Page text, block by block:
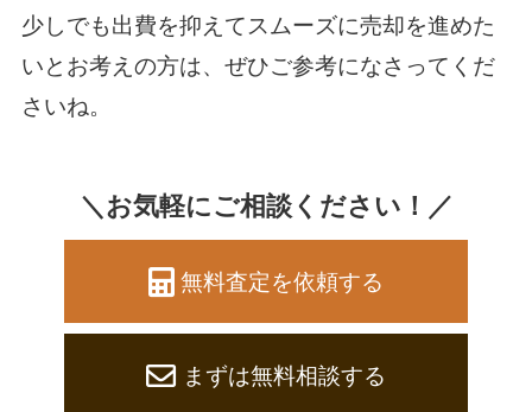
少しでも出費を抑えてスムーズに売却を進めた
いとお考えの方は、ぜひご参考になさってくだ
さいね。
＼お気軽にご相談ください！／
無料査定を依頼する
まずは無料相談する